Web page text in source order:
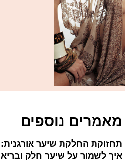
מאמרים נוספים
תחזוקת החלקת שיער אורגנית:
איך לשמור על שיער חלק ובריא